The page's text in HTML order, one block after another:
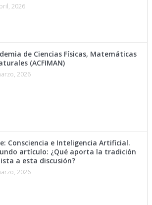
2026
de Ciencias Físicas, Matemáticas
(ACFIMAN)
2026
Consciencia e Inteligencia Artificial.
artículo: ¿Qué aporta la tradición
a esta discusión?
2026